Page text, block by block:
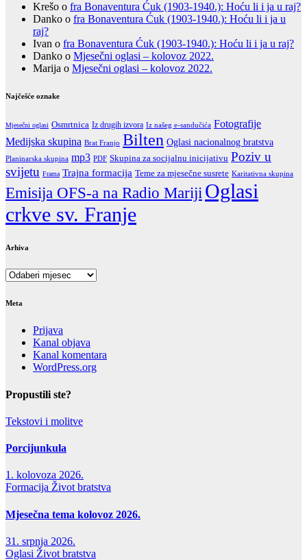
Krešo o fra Bonaventura Ćuk (1903-1940.): Hoću li i ja u raj?
Danko o fra Bonaventura Ćuk (1903-1940.): Hoću li i ja u
raj?
Ivan o fra Bonaventura Ćuk (1903-1940.): Hoću li i ja u raj?
Danko o Mjesečni oglasi – kolovoz 2022.
Marija o Mjesečni oglasi – kolovoz 2022.
Najčešće oznake
Mjesečni oglasi Osmrtnica Iz drugih izvora Iz našeg e-sandučića Fotografije
Medijska skupina Brat Franjo Bilten Oglasi nacionalnog bratstva
Planinarska skupina mp3 PDF Skupina za socijalnu inicijativu Poziv u
svijetu Frama Trajna formacija Teme za mjesečne susrete Karitativna skupina
Emisija OFS-a na Radio MarijiOglasi
crkve sv. Franje
Arhiva
Arhiva
Meta
Prijava
Kanal objava
Kanal komentara
WordPress.org
Propustili ste?
Tekstovi i molitve
Porcijunkula
1. kolovoza 2026.
Formacija Život bratstva
Mjesečna tema kolovoz 2026.
31. srpnja 2026.
Oglasi Život bratstva